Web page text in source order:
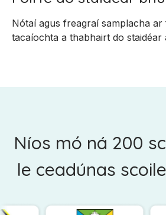
Nótaí agus freagraí samplacha
tacaíochta a thabhairt do staidéar
Níos mó ná 200
le ceadúnas